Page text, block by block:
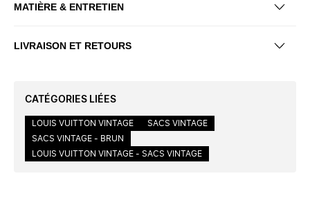
MATIÈRE & ENTRETIEN
LIVRAISON ET RETOURS
CATÉGORIES LIÉES
LOUIS VUITTON VINTAGE
SACS VINTAGE
SACS VINTAGE - BRUN
LOUIS VUITTON VINTAGE - SACS VINTAGE